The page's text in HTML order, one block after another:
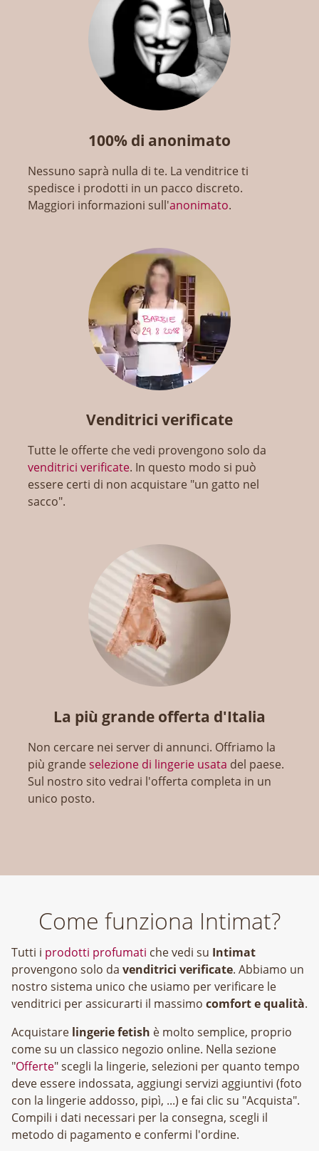
100% di anonimato
Nessuno saprà nulla di te. La venditrice ti
spedisce i prodotti in un pacco discreto.
Maggiori informazioni sull'anonimato.
Venditrici verificate
Tutte le offerte che vedi provengono solo da
venditrici verificate. In questo modo si può
essere certi di non acquistare "un gatto nel
sacco".
La più grande offerta d'Italia
Non cercare nei server di annunci. Offriamo la
più grandeselezione di lingerie usata del paese.
Sul nostro sito vedrai l'offerta completa in un
unico posto.
Come funziona Intimat?
Tutti i prodotti profumati che vedi su Intimat
provengono solo da venditrici verificate. Abbiamo un
nostro sistema unico che usiamo per verificare le
venditrici per assicurarti il massimo comfort e qualità.
Acquistare lingerie fetish è molto semplice, proprio
come su un classico negozio online. Nella sezione
"Offerte" scegli la lingerie, selezioni per quanto tempo
deve essere indossata, aggiungi servizi aggiuntivi (foto
con la lingerie addosso, pipì, ...) e fai clic su "Acquista".
Compili i dati necessari per la consegna, scegli il
metodo di pagamento e confermi l'ordine.